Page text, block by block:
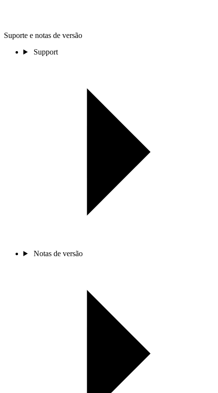
Suporte e notas de versão
Support
Notas de versão